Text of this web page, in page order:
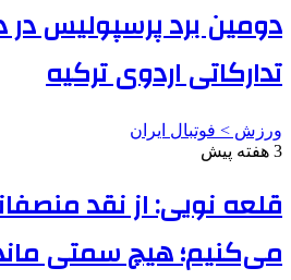
دومین برد پرسپولیس در
تدارکاتی اردوی ترکیه
ورزش > فوتبال ایران
3 هفته پیش
قلعه نویی: از نقد
می‌کنیم؛ هیچ سمتی